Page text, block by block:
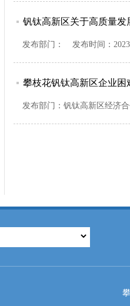
钒钛高新区关于高质量
发布部门： 发布时间：
攀枝花钒钛高新区企业
发布部门： 钒钛高新区经济